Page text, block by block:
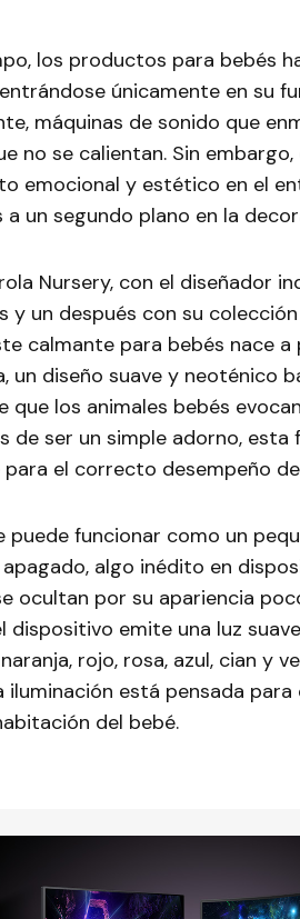
los productos para bebés
únicamente en su
máquinas de sonido que
no se calientan. Sin
emocional y estético en el
un segundo plano en la
Nursery, con el diseñador
y un después con su
calmante para bebés nace
un diseño suave y neoténico
que los animales bebés
de ser un simple adorno,
el correcto desempeño
puede funcionar como un
algo inédito en
ocultan por su apariencia
dispositivo emite una luz
rojo, rosa, azul, cian y
iluminación está pensada
del bebé.